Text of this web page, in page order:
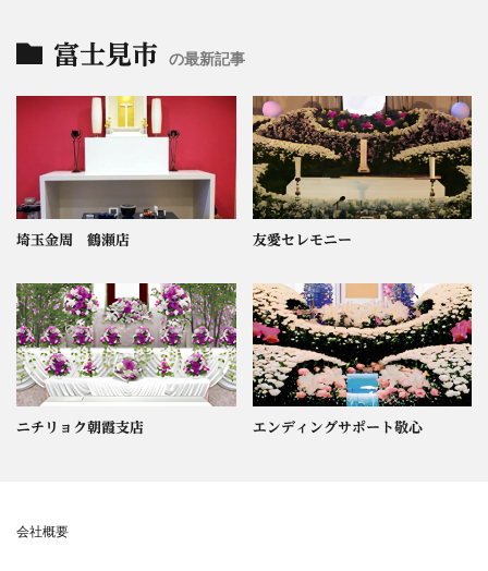
富士見市 の最新記事
埼玉金周 鶴瀬店 友愛セレモニー
ニチリョク朝霞支店 エンディングサポート敬心
会社概要